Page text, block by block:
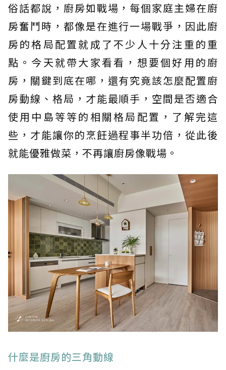
俗話都說，廚房如戰場，每個家庭主婦在廚
房奮鬥時，都像是在進行一場戰爭，因此廚
房的格局配置就成了不少人十分注重的重
點。今天就帶大家看看，想要個好用的廚
房，關鍵到底在哪，還有究竟該怎麼配置廚
房動線、格局，才能最順手，空間是否適合
使用中島等等的相關格局配置，了解完這
些，才能讓你的烹飪過程事半功倍，從此後
就能優雅做菜，不再讓廚房像戰場。
什麼是廚房的三角動線